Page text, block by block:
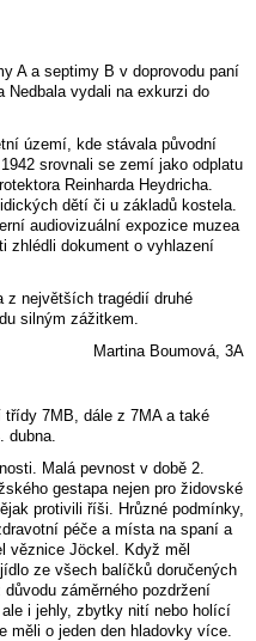
A a septimy B v doprovodu paní
Nedbala vydali na exkurzi do
území, kde stávala původní
srovnali se zemí jako odplatu
Reinharda Heydricha.
dětí či u základů kostela.
audiovizuální expozice muzea
zhlédli dokument o vyhlazení
z největších tragédií druhé
silným zážitkem.
Martina Boumová, 3A
7MB, dále z 7MA a také
dubna.
Malá pevnost v době 2.
gestapa nejen pro židovské
protivili říši. Hrůzné podmínky,
péče a místa na spaní a
věznice Jöckel. Když měl
ze všech balíčků doručených
záměrného pozdržení
i jehly, zbytky nití nebo holící
měli o jeden den hladovky více.